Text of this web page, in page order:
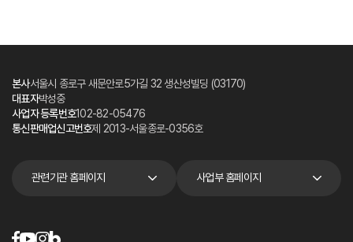
본사서울시 종로구 새문안로5가길 32 생산성빌딩 (03170)
대표자박성중
사업자 등록번호102-82-05476
통신판매업신고번호제 2013-서울종로-0356호
관련기관 홈페이지 사업부 홈페이지